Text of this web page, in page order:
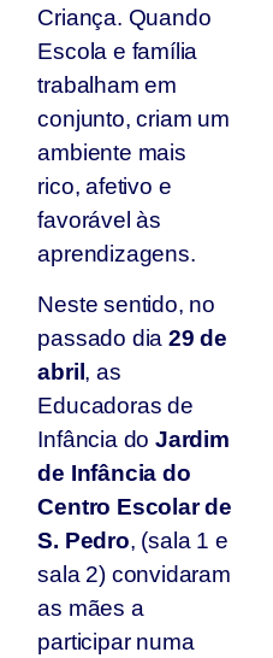
Criança. Quando
Escola e família
trabalham em
conjunto, criam um
ambiente mais
rico, afetivo e
favorável às
aprendizagens.
Neste sentido, no
passado dia 29 de
abril , as
Educadoras de
Infância do Jardim
de Infância do
Centro Escolar de
S. Pedro, (sala 1 e
sala 2) convidaram
as mães a
participar numa